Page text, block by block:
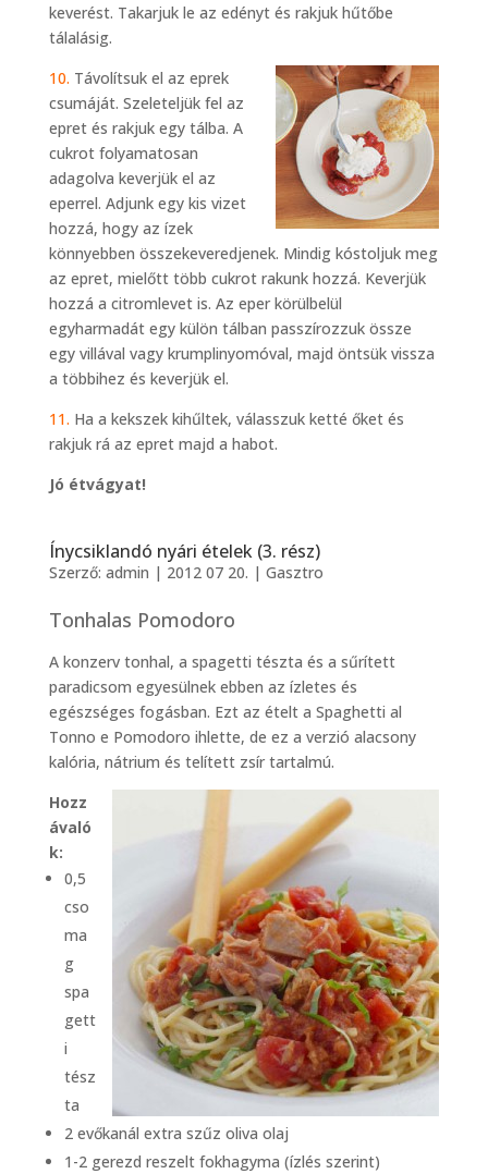
keverést. Takarjuk le az edényt és rakjuk hűtőbe
tálalásig.
10. Távolítsuk el az eprek
csumáját. Szeleteljük fel az
epret és rakjuk egy tálba. A
cukrot folyamatosan
adagolva keverjük el az
eperrel. Adjunk egy kis vizet
hozzá, hogy az ízek
könnyebben összekeveredjenek. Mindig kóstoljuk meg
az epret, mielőtt több cukrot rakunk hozzá. Keverjük
hozzá a citromlevet is. Az eper körülbelül
egyharmadát egy külön tálban passzírozzuk össze
egy villával vagy krumplinyomóval, majd öntsük vissza
a többihez és keverjük el.
11. Ha a kekszek kihűltek, válasszuk ketté őket és
rakjuk rá az epret majd a habot.
Jó étvágyat!
Ínycsiklandó nyári ételek (3. rész)
Szerző: admin | 2012 07 20. | Gasztro
Tonhalas Pomodoro
A konzerv tonhal, a spagetti tészta és a sűrített
paradicsom egyesülnek ebben az ízletes és
egészséges fogásban. Ezt az ételt a Spaghetti al
Tonno e Pomodoro ihlette, de ez a verzió alacsony
kalória, nátrium és telített zsír tartalmú.
Hozz
ávaló
k:
0,5
cso
ma
g
spa
gett
i
tész
ta
2 evőkanál extra szűz oliva olaj
1-2 gerezd reszelt fokhagyma (ízlés szerint)